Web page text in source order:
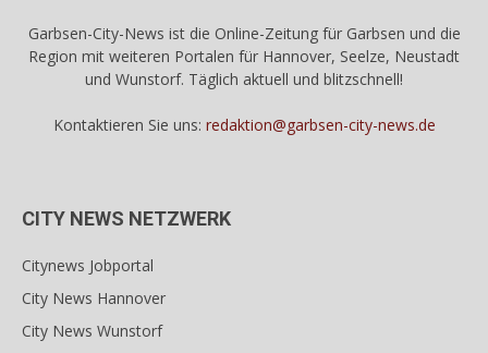
Garbsen-City-News ist die Online-Zeitung für Garbsen und die
Region mit weiteren Portalen für Hannover, Seelze, Neustadt
und Wunstorf. Täglich aktuell und blitzschnell!
Kontaktieren Sie uns: redaktion@garbsen-city-news.de
CITY NEWS NETZWERK
Citynews Jobportal
City News Hannover
City News Wunstorf